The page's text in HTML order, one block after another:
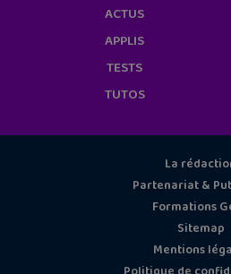
ACTUS
APPLIS
TESTS
TUTOS
La
Partenariat &
Formations
Sitemap
Mentions